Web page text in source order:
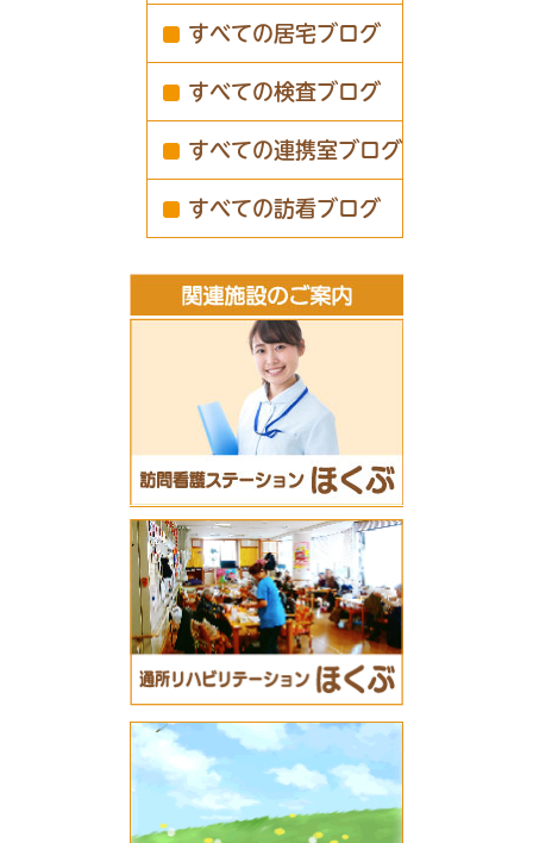
すべての居宅ブログ
すべての検査ブログ
すべての連携室ブログ
すべての訪看ブログ